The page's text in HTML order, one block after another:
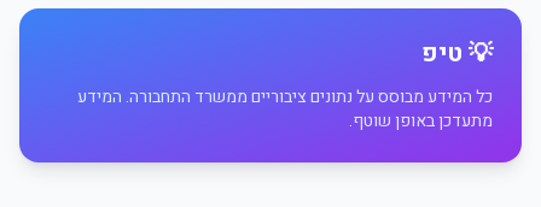
💡 טיפ
כל המידע מבוסס על נתונים ציבוריים ממשרד התחבורה. המידע
מתעדכן באופן שוטף.